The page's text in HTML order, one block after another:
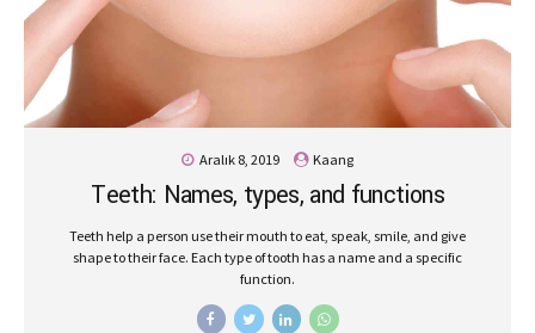
Aralık 8, 2019 Kaang
Teeth: Names, types, and functions
Teeth help a person use their mouth to eat, speak, smile, and give
shape to their face. Each type of tooth has a name and a specific
function.